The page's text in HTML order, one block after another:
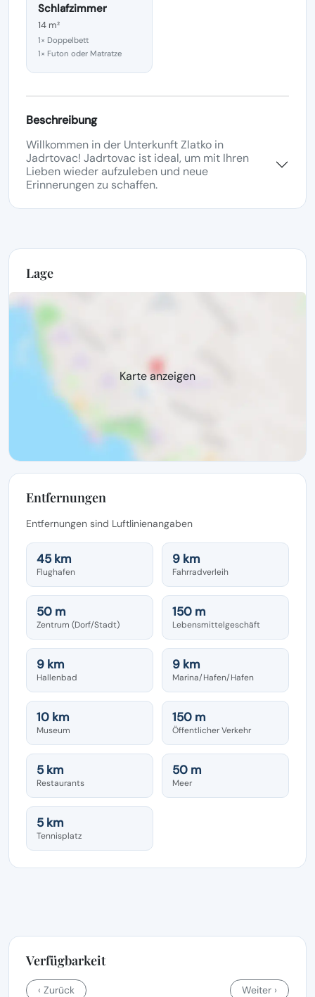
Schlafzimmer
14 m²
1× Doppelbett
1× Futon oder Matratze
Beschreibung
Willkommen in der Unterkunft Zlatko in
Jadrtovac! Jadrtovac ist ideal, um mit Ihren
Lieben wieder aufzuleben und neue
Erinnerungen zu schaffen.
Lage
Karte anzeigen
Entfernungen
Entfernungen sind Luftlinienangaben
45 km
Flughafen
9 km
Fahrradverleih
50 m
Zentrum (Dorf/Stadt)
150 m
Lebensmittelgeschäft
9 km
Hallenbad
9 km
Marina/Hafen/Hafen
10 km
Museum
150 m
Öffentlicher Verkehr
5 km
Restaurants
50 m
Meer
5 km
Tennisplatz
Verfügbarkeit
‹ Zurück Weiter ›